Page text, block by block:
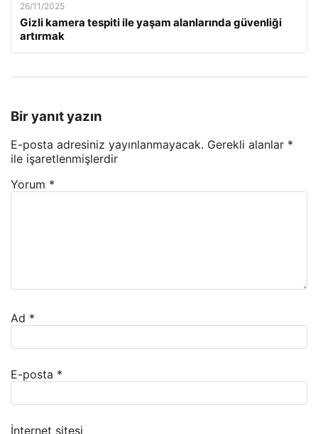
26/11/2025
Gizli kamera tespiti ile yaşam alanlarında güvenliği
artırmak
Bir yanıt yazın
E-posta adresiniz yayınlanmayacak. Gerekli alanlar *
ile işaretlenmişlerdir
Yorum *
Ad *
E-posta *
İnternet sitesi